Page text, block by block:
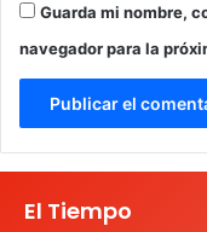
Guarda mi nombre,
navegador para la
El Tiempo